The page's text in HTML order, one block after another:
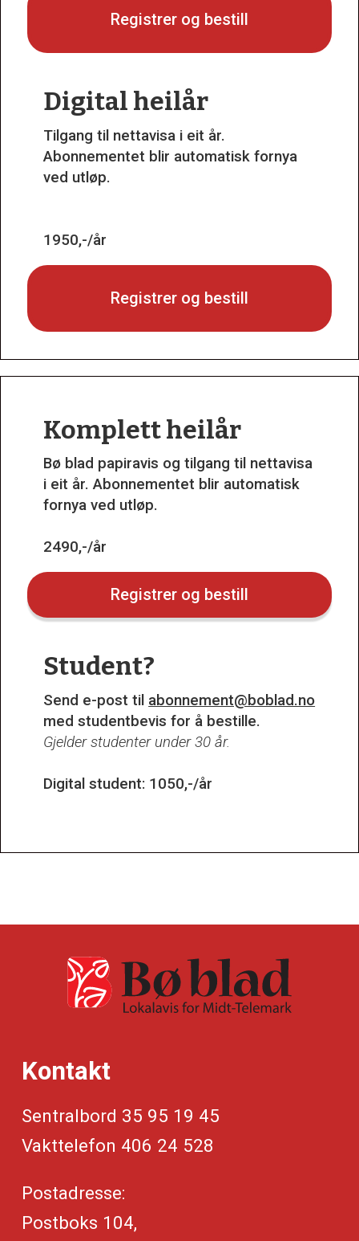
Registrer og bestill
Digital heilår
Tilgang til nettavisa i eit år.
Abonnementet blir automatisk fornya
ved utløp.
1950,-/år
Registrer og bestill
Komplett heilår
Bø blad papiravis og tilgang til nettavisa
i eit år. Abonnementet blir automatisk
fornya ved utløp.
2490,-/år
Registrer og bestill
Student?
Send e-post til abonnement@boblad.no
med studentbevis for å bestille.
Gjelder studenter under 30 år.
Digital student: 1050,-/år
Kontakt
Sentralbord 35 95 19 45
Vakttelefon 406 24 528
Postadresse:
Postboks 104,